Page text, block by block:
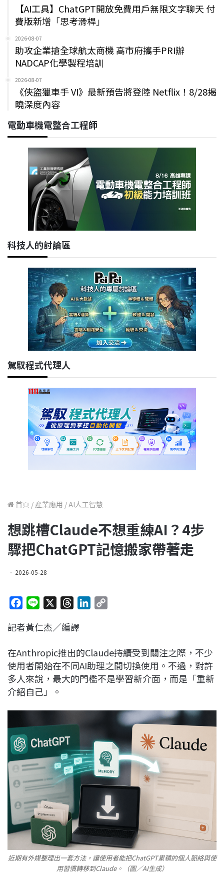
【AI工具】ChatGPT開放免費用戶無限文字聊天 付
費版新增「思考滑桿」
2026-08-07
助攻企業搶全球航太商機 高市府攜手PRI辦
NADCAP化學製程培訓
2026-08-07
《俠盜獵車手 VI》最新預告將登陸 Netflix！8/28揭
曉深度內容
電動車機電整合工程師
科技人的討論區
駕馭程式代理人